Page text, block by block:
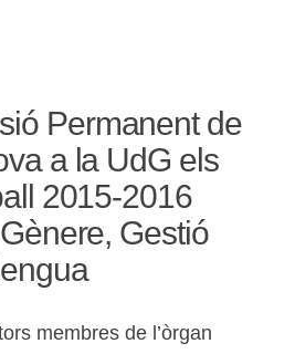
Permanent de
a la UdG els
2015-2016
Gestió
membres de l’òrgan